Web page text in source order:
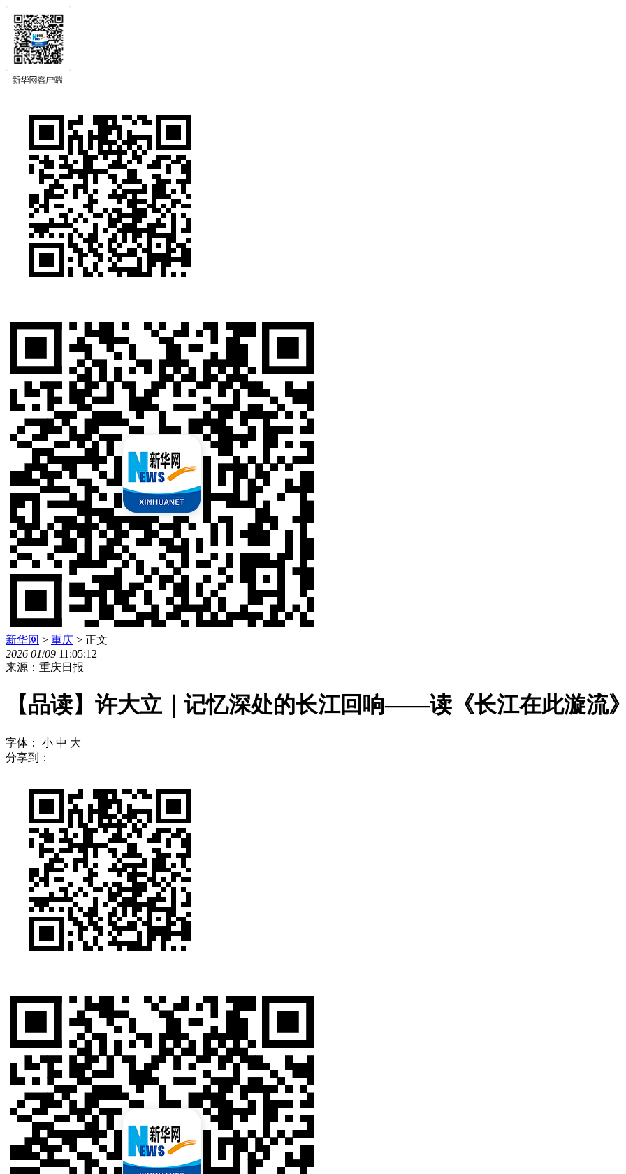
新华网 > 重庆 > 正文
2026 01/09 11:05:12
来源：重庆日报
【品读】许大立｜记忆深处的长江回响——读《长江在此漩流
字体： 小 中 大
分享到：